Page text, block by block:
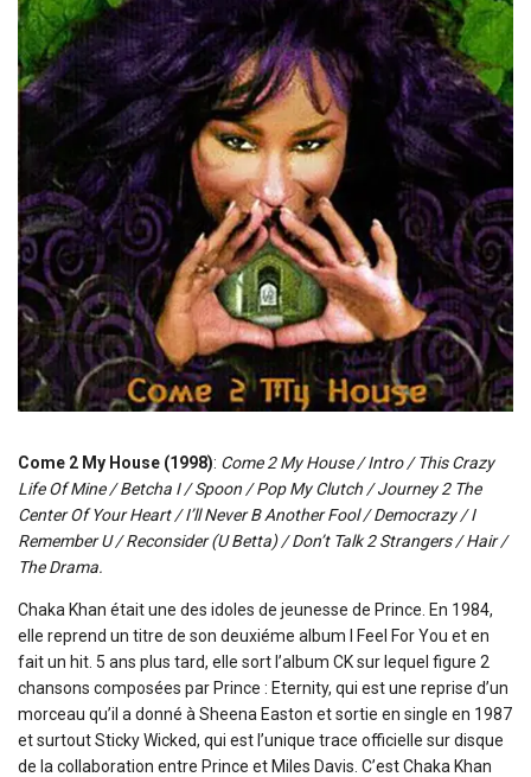
Come 2 My House (1998): Come 2 My House / Intro / This Crazy
Life Of Mine / Betcha I / Spoon / Pop My Clutch / Journey 2 The
Center Of Your Heart / I’ll Never B Another Fool / Democrazy / I
Remember U / Reconsider (U Betta) / Don’t Talk 2 Strangers / Hair /
The Drama.
Chaka Khan était une des idoles de jeunesse de Prince. En 1984,
elle reprend un titre de son deuxiéme album I Feel For You et en
fait un hit. 5 ans plus tard, elle sort l’album CK sur lequel figure 2
chansons composées par Prince : Eternity, qui est une reprise d’un
morceau qu’il a donné à Sheena Easton et sortie en single en 1987
et surtout Sticky Wicked, qui est l’unique trace officielle sur disque
de la collaboration entre Prince et Miles Davis. C’est Chaka Khan